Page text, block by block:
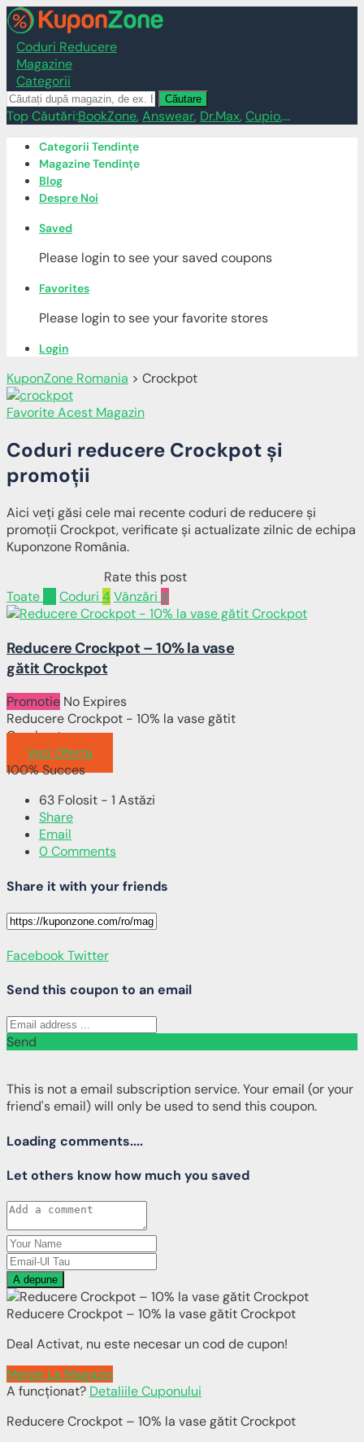
Coduri Reducere
Magazine
Categorii
Căutare
Top Căutări:BookZone, Answear, Dr.Max, Cupio,...
Skip
content
Categorii Tendințe
Magazine Tendințe
Blog
Despre Noi
Saved
Please login to see your saved coupons
Favorites
Please login to see your favorite stores
Login
KuponZone Romania > Crockpot
Favorite Acest Magazin
Coduri reducere Crockpot și
promoții
Aici veți găsi cele mai recente coduri de reducere și
promoții Crockpot, verificate și actualizate zilnic de echipa
Kuponzone România.
Rate this post
Toate
Coduri 4Vânzări 6
Reducere Crockpot – 10% la vase
gătit Crockpot
Promotie No Expires
Reducere Crockpot - 10% la vase gătit
Crockpot
Vezi Oferta
100% Succes
63 Folosit - 1 Astăzi
Share
Email
0 Comments
Share it with your friends
FacebookTwitter
Send this coupon to an email
Send
This is not a email subscription service. Your email (or your
friend's email) will only be used to send this coupon.
Loading comments....
Let others know how much you saved
A depune
Reducere Crockpot – 10% la vase gătit Crockpot
Deal Activat, nu este necesar un cod de cupon!
Merge La Magazin
A funcționat? Detaliile Cuponului
Reducere Crockpot – 10% la vase gătit Crockpot